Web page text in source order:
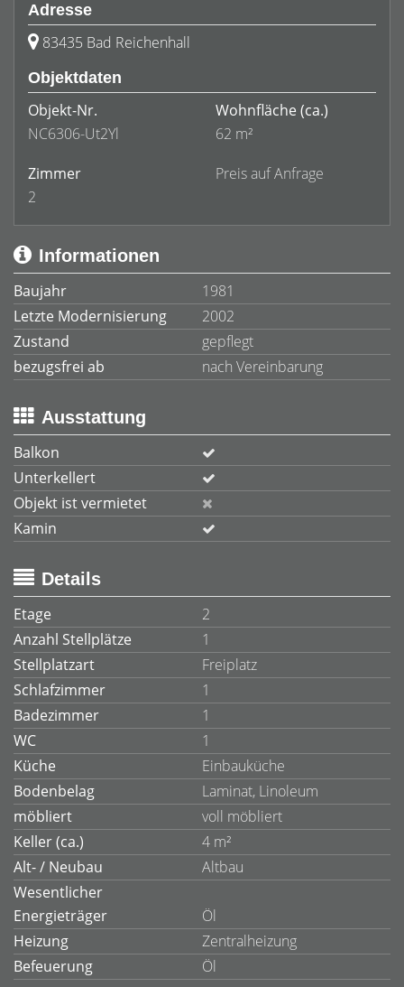
Adresse
83435 Bad Reichenhall
Objektdaten
Objekt-Nr.
NC6306-Ut2Yl
Wohnfläche (ca.)
62 m²
Zimmer
2
Preis auf Anfrage
Informationen
Baujahr
1981
Letzte Modernisierung
2002
Zustand
gepflegt
bezugsfrei ab
nach Vereinbarung
Ausstattung
Balkon
Unterkellert
Objekt ist vermietet
Kamin
Details
Etage
2
Anzahl Stellplätze
1
Stellplatzart
Freiplatz
Schlafzimmer
1
Badezimmer
1
WC
1
Küche
Einbauküche
Bodenbelag
Laminat, Linoleum
möbliert
voll möbliert
Keller (ca.)
4 m²
Alt- / Neubau
Altbau
Wesentlicher
Energieträger
Öl
Heizung
Zentralheizung
Befeuerung
Öl